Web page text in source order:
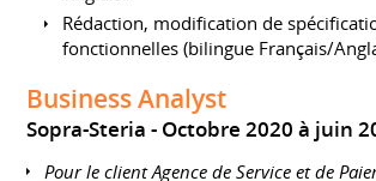
Rédaction, modification de
fonctionnelles (bilingue Français/
Business Analyst
Sopra-Steria Octobre 2020 à juin
Pour le client Agence de Service et de